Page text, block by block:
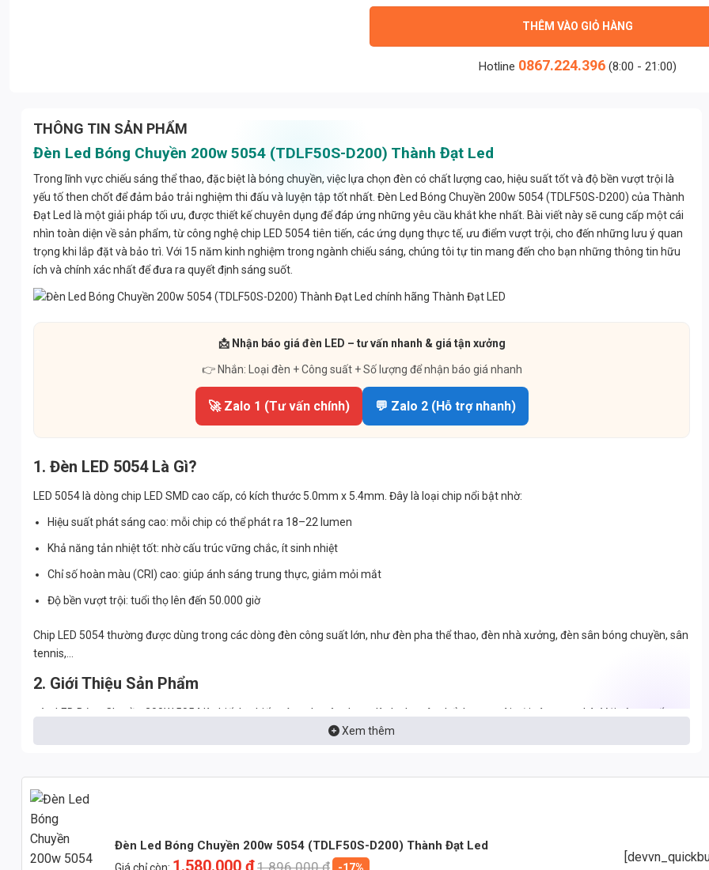
THÊM VÀO GIỎ HÀNG
Hotline 0867.224.396 (8:00 - 21:00)
THÔNG TIN SẢN PHẨM
Đèn Led Bóng Chuyền 200w 5054 (TDLF50S-D200) Thành Đạt Led
Trong lĩnh vực chiếu sáng thể thao, đặc biệt là bóng chuyền, việc lựa chọn đèn có chất lượng cao, hiệu suất tốt và độ bền vượt trội là
yếu tố then chốt để đảm bảo trải nghiệm thi đấu và luyện tập tốt nhất. Đèn Led Bóng Chuyền 200w 5054 (TDLF50S-D200) của Thành
Đạt Led là một giải pháp tối ưu, được thiết kế chuyên dụng để đáp ứng những yêu cầu khắt khe nhất. Bài viết này sẽ cung cấp một cái
nhìn toàn diện về sản phẩm, từ công nghệ chip LED 5054 tiên tiến, các ứng dụng thực tế, ưu điểm vượt trội, cho đến những lưu ý quan
trọng khi lắp đặt và bảo trì. Với 15 năm kinh nghiệm trong ngành chiếu sáng, chúng tôi tự tin mang đến cho bạn những thông tin hữu
ích và chính xác nhất để đưa ra quyết định sáng suốt.
📩 Nhận báo giá đèn LED – tư vấn nhanh & giá tận xưởng
👉 Nhắn: Loại đèn + Công suất + Số lượng để nhận báo giá nhanh
🚀 Zalo 1 (Tư vấn chính) 💬 Zalo 2 (Hỗ trợ nhanh)
1. Đèn LED 5054 Là Gì?
LED 5054 là dòng chip LED SMD cao cấp, có kích thước 5.0mm x 5.4mm. Đây là loại chip nổi bật nhờ:
Hiệu suất phát sáng cao: mỗi chip có thể phát ra 18–22 lumen
Khả năng tản nhiệt tốt: nhờ cấu trúc vững chắc, ít sinh nhiệt
Chỉ số hoàn màu (CRI) cao: giúp ánh sáng trung thực, giảm mỏi mắt
Độ bền vượt trội: tuổi thọ lên đến 50.000 giờ
Chip LED 5054 thường được dùng trong các dòng đèn công suất lớn, như đèn pha thể thao, đèn nhà xưởng, đèn sân bóng chuyền, sân
tennis,…
2. Giới Thiệu Sản Phẩm
Đèn LED Bóng Chuyền 200W 5054 là thiết bị chiếu sáng chuyên dụng dành cho sân thể thao ngoài trời và trong nhà. Với công suất
cao, sản phẩm cung cấp ánh sáng mạnh, đều, đảm bảo tiêu chuẩn thi đấu.
Hiệu suất phát quang: 130–150 lm/W
Chống nước, chống bụi: IP66
Xem thêm
Đèn Led Bóng Chuyền 200w 5054 (TDLF50S-D200) Thành Đạt Led
Giá chỉ còn: 1.580.000₫1.896.000₫
-17%